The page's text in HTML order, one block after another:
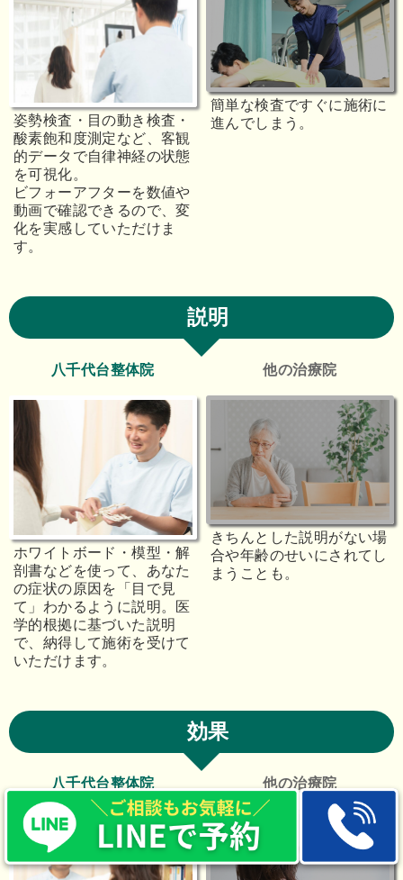
姿勢検査・目の動き検査・
酸素飽和度測定など、客観
的データで自律神経の状態
を可視化。
ビフォーアフターを数値や
動画で確認できるので、変
化を実感していただけま
す。
簡単な検査ですぐに施術に
進んでしまう。
説明
八千代台整体院
ホワイトボード・模型・解
剖書などを使って、あなた
の症状の原因を「目で見
て」わかるように説明。医
学的根拠に基づいた説明
で、納得して施術を受けて
いただけます。
他の治療院
きちんとした説明がない場
合や年齢のせいにされてし
まうことも。
効果
八千代台整体院 他の治療院